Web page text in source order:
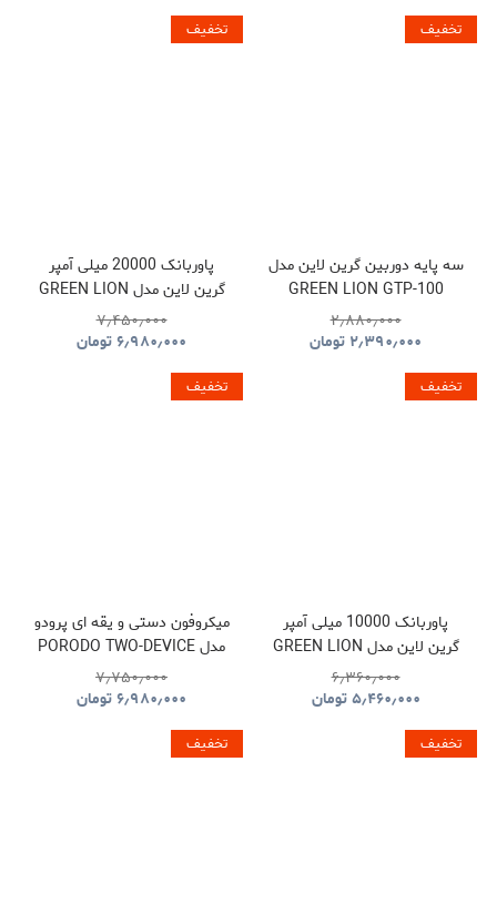
تخفیف
سه پایه دوربین گرین لاین مدل
GREEN LION GTP-100
GNTP100TRIBK
۲٫۸۸۰٫۰۰۰
۲٫۳۹۰٫۰۰۰ تومان
تخفیف
پاوربانک 20000 میلی آمپر
گرین لاین مدل GREEN LION
GNLEZ20KPBBK
۷٫۴۵۰٫۰۰۰
۶٫۹۸۰٫۰۰۰تومان
تخفیف
پاوربانک 10000 میلی آمپر
گرین لاین مدل GREEN LION
GNLEZ10KPBBK
۶٫۳۶۰٫۰۰۰
۵٫۴۶۰٫۰۰۰تومان
تخفیف
میکروفون دستی و یقه ای پرودو
مدل PORODO TWO-DEVICE
CONNECT HANDHELD
LAVALIER MICROPHONE
۷٫۷۵۰٫۰۰۰
۶٫۹۸۰٫۰۰۰تومان
تخفیف تخفیف